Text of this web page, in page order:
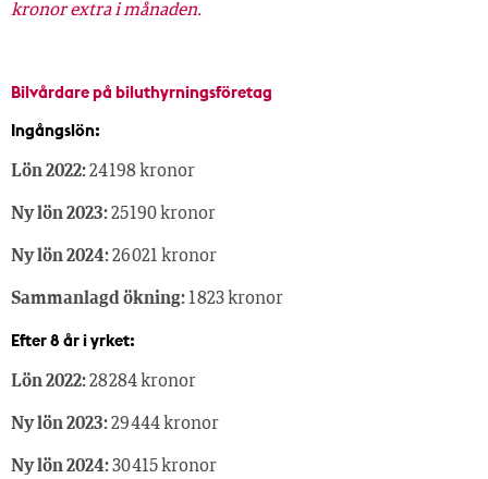
kronor extra i månaden.
Bilvårdare på biluthyrningsföretag
Ingångslön:
Lön 2022:24 198 kronor
Ny lön 2023:25 190 kronor
Ny lön 2024:26 021 kronor
Sammanlagd ökning:1 823 kronor
Efter 8 år i yrket:
Lön 2022:28 284 kronor
Ny lön 2023:29 444 kronor
Ny lön 2024:30 415 kronor